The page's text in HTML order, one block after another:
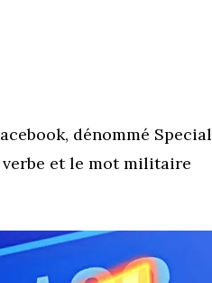
dénommé Special
verbe et le mot militaire